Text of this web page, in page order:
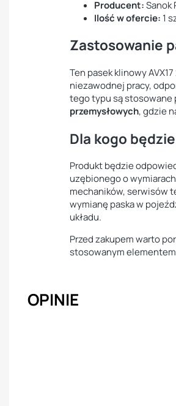
Producent:Sanok
Ilość w ofercie: 1
Zastosowanie
Ten pasek klinowy
niezawodnej pracy,
tego typu są stosowane
przemysłowych, gdzie
Dla kogo
Produkt będzie
uzębionego o wymiarach
mechaników, serwisów
wymianę paska w
układu.
Przed zakupem warto
stosowanym
OPINIE